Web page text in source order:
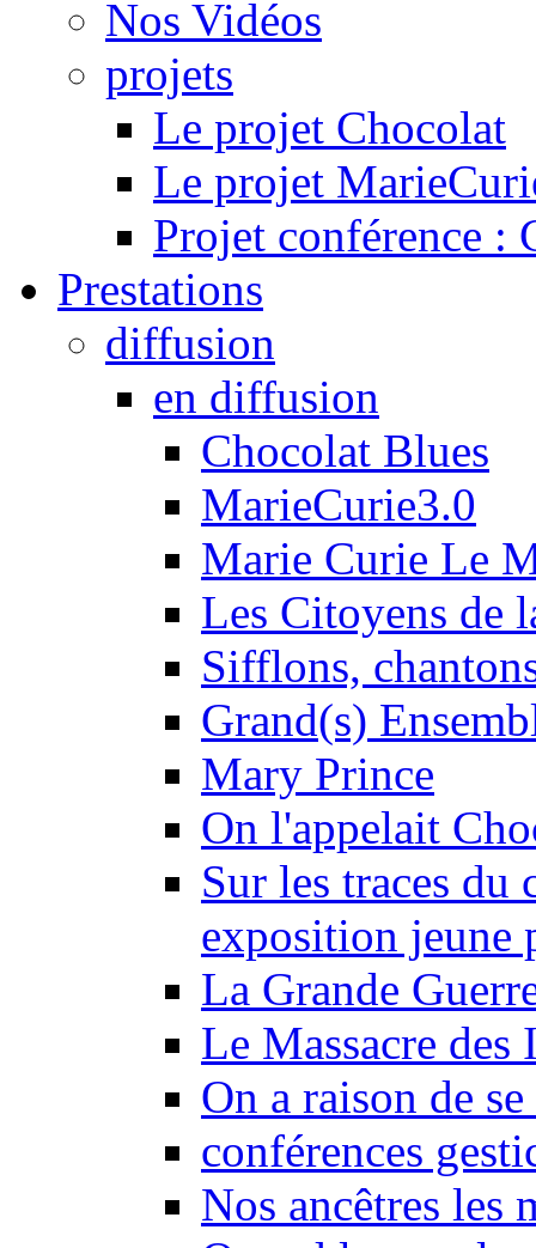
Nos Vidéos
projets
Le projet Chocolat
Le projet
Projet conférence :
Prestations
diffusion
en diffusion
Chocolat Blues
MarieCurie3.0
Marie Curie Le
Les Citoyens de
Sifflons,
Grand(s)
Mary Prince
On l'appelait
Sur les traces
exposition jeune
La Grande
Le Massacre des
On a raison de
conférences
Nos ancêtres les